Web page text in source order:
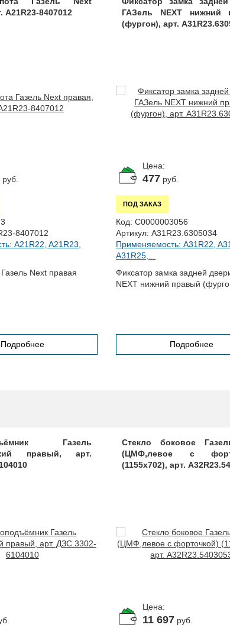
A21R23-8407012
руб.
8407012
A21R22, A21R23,
Next правая
Подробнее
ГАЗель NEXT нижний
(фургон), арт.
Цена:
477 руб.
ПОД ЗАКАЗ
Код: С0000003056
Артикул: A31R23.6305034
Применяемость: A31R22,
A31R25,...
Фиксатор замка задней
NEXT нижний правый
Подробнее
Газель
правый, арт.
Стекло боковое
(ЦМФ,левое с
(1155х702), арт.
Цена:
11 697 руб.